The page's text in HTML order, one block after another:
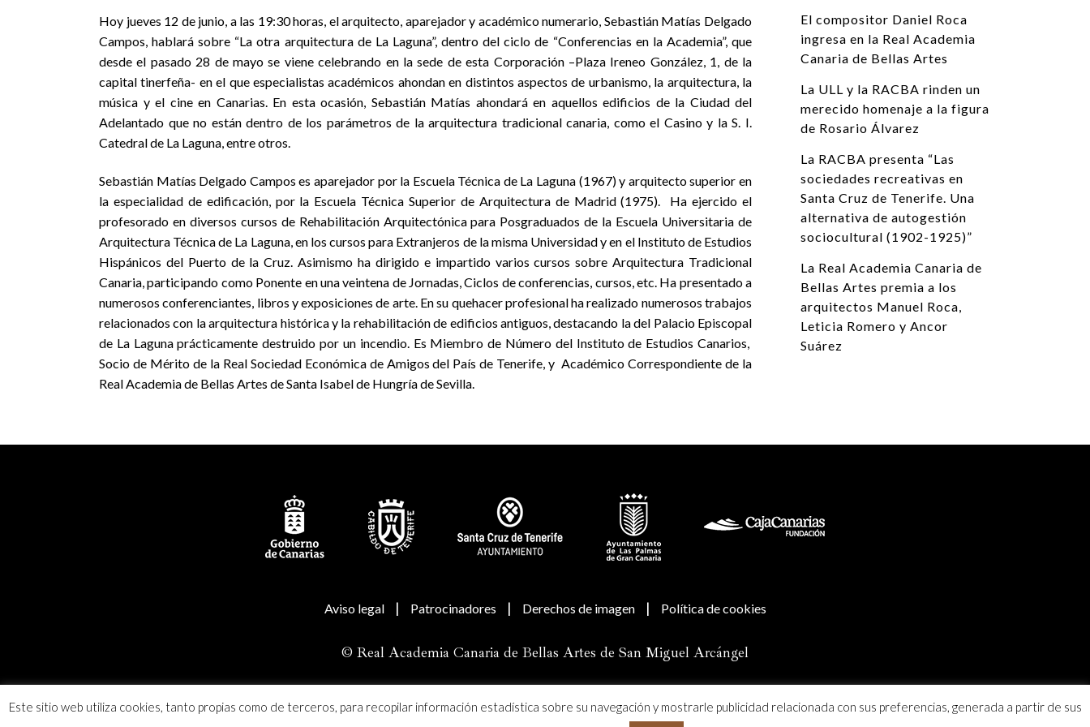
Hoy jueves 12 de junio, a las 19:30 horas, el arquitecto, aparejador y académico numerario, Sebastián Matías Delgado
Campos, hablará sobre “La otra arquitectura de La Laguna”, dentro del ciclo de “Conferencias en la Academia”, que
desde el pasado 28 de mayo se viene celebrando en la sede de esta Corporación –Plaza Ireneo González, 1, de la
capital tinerfeña- en el que especialistas académicos ahondan en distintos aspectos de urbanismo, la arquitectura, la
música y el cine en Canarias. En esta ocasión, Sebastián Matías ahondará en aquellos edificios de la Ciudad del
Adelantado que no están dentro de los parámetros de la arquitectura tradicional canaria, como el Casino y la S. I.
Catedral de La Laguna, entre otros.
Sebastián Matías Delgado Campos es aparejador por la Escuela Técnica de La Laguna (1967) y arquitecto superior en
la especialidad de edificación, por la Escuela Técnica Superior de Arquitectura de Madrid (1975). Ha ejercido el
profesorado en diversos cursos de Rehabilitación Arquitectónica para Posgraduados de la Escuela Universitaria de
Arquitectura Técnica de La Laguna, en los cursos para Extranjeros de la misma Universidad y en el Instituto de Estudios
Hispánicos del Puerto de la Cruz. Asimismo ha dirigido e impartido varios cursos sobre Arquitectura Tradicional
Canaria, participando como Ponente en una veintena de Jornadas, Ciclos de conferencias, cursos, etc. Ha presentado a
numerosos conferenciantes, libros y exposiciones de arte. En su quehacer profesional ha realizado numerosos trabajos
relacionados con la arquitectura histórica y la rehabilitación de edificios antiguos, destacando la del Palacio Episcopal
de La Laguna prácticamente destruido por un incendio. Es Miembro de Número del Instituto de Estudios Canarios,
Socio de Mérito de la Real Sociedad Económica de Amigos del País de Tenerife, y Académico Correspondiente de la
Real Academia de Bellas Artes de Santa Isabel de Hungría de Sevilla.
El compositor Daniel Roca
ingresa en la Real Academia
Canaria de Bellas Artes
La ULL y la RACBA rinden un
merecido homenaje a la figura
de Rosario Álvarez
La RACBA presenta “Las
sociedades recreativas en
Santa Cruz de Tenerife. Una
alternativa de autogestión
sociocultural (1902-1925)”
La Real Academia Canaria de
Bellas Artes premia a los
arquitectos Manuel Roca,
Leticia Romero y Ancor
Suárez
Aviso legal | Patrocinadores | Derechos de imagen | Política de cookies
© Real Academia Canaria de Bellas Artes de San Miguel Arcángel
Este sitio web utiliza cookies, tanto propias como de terceros, para recopilar información estadística sobre su navegación y mostrarle publicidad relacionada con sus preferencias, generada a partir de sus